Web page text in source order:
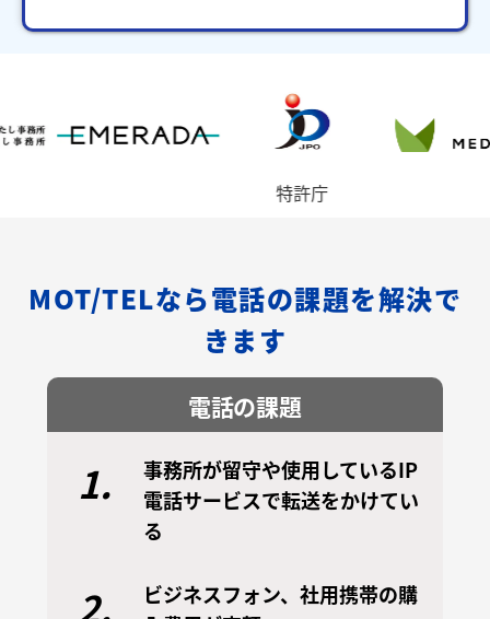
特許庁
MOT/TELなら電話の課題を解決で
きます
電話の課題
1.
事務所が留守や使用しているIP
電話サービスで転送をかけてい
る
2.
ビジネスフォン、社用携帯の購